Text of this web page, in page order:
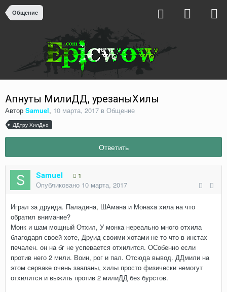
Общение
Апнуты МилиДД, урезаныХилы
Автор Samuel, 10 марта, 2017 в Общение
ДДтру ХилДно
Ответить
Samuel 1
Опубликовано 10 марта, 2017
Играл за друида. Паладина, ШАмана и Монаха хила на что
обратил внимание?
Монк и шам мощный Отхил, У монка нереально много отхила
благодаря своей хоте, Друид своими хотами не то что в инстах
печален. он на бг не успевается отхилится. ОСобенно если
против него 2 мили. Воин, рог и пал. Отсюда вывод. ДДмили на
этом серваке очень заапаны, хилы просто физически немогут
отхилится и выжить против 2 милиДД без бурстов.